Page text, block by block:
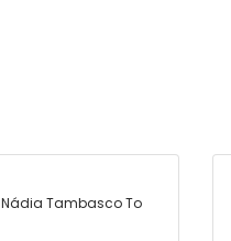
Nádia Tambasco To